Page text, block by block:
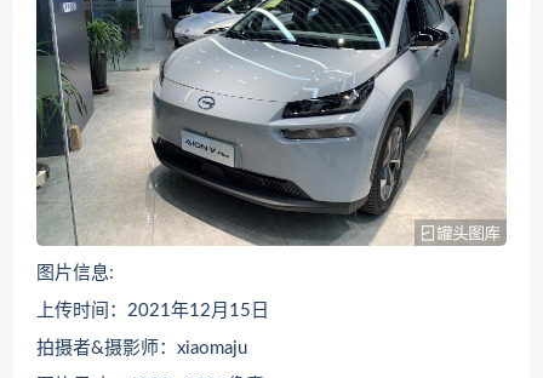
图片信息:
上传时间：2021年12月15日
拍摄者&摄影师：xiaomaju